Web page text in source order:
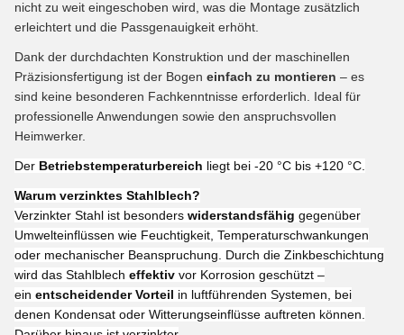
nicht zu weit eingeschoben wird, was die Montage zusätzlich
erleichtert und die Passgenauigkeit erhöht.
Dank der durchdachten Konstruktion und der maschinellen
Präzisionsfertigung ist der Bogen einfach zu montieren – es
sind keine besonderen Fachkenntnisse erforderlich. Ideal für
professionelle Anwendungen sowie den anspruchsvollen
Heimwerker.
Der Betriebstemperaturbereich liegt bei -20 °C bis +120 °C.
Warum verzinktes Stahlblech?
Verzinkter Stahl ist besonders widerstandsfähig gegenüber
Umwelteinflüssen wie Feuchtigkeit, Temperaturschwankungen
oder mechanischer Beanspruchung. Durch die Zinkbeschichtung
wird das Stahlblech effektiv vor Korrosion geschützt –
ein entscheidender Vorteil in luftführenden Systemen, bei
denen Kondensat oder Witterungseinflüsse auftreten können.